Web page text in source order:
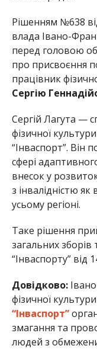
Рішенням №638
влада Івано-
перед головою
про присвоєння
працівник
Сергію
Сергій Лагута —
фізичної
“Інваспорт”. Він
сфері
внесок у
з інвалідністю як
усьому регіоні.
Таке рішення
загальних
“Інваспорту” від
Довідково:
фізичної
“Інваспорт”
змагання та
людей з